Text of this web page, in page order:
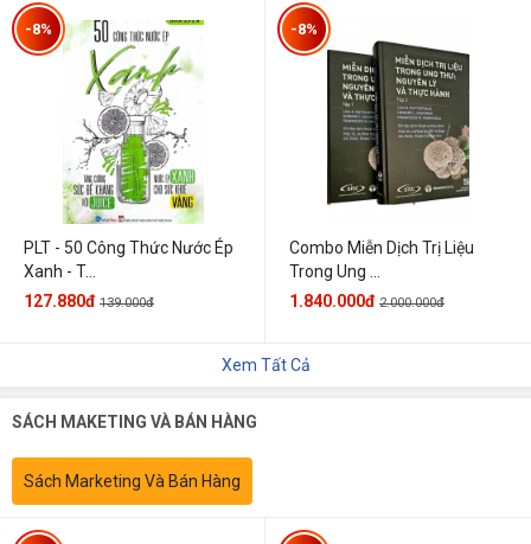
PLT - 50 Công Thức Nước Ép
Xanh - T...
-8%
127.880đ 139.000đ
Combo Miễn Dịch Trị Liệu
Trong Ung ...
-8%
1.840.000đ 2.000.000đ
Xem Tất Cả
SÁCH MAKETING VÀ BÁN HÀNG
Sách Marketing Và Bán Hàng